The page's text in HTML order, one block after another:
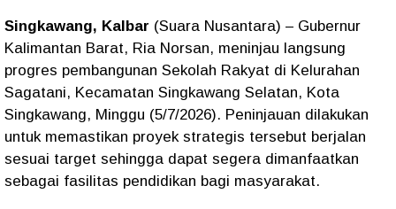
Singkawang, Kalbar (Suara Nusantara) – Gubernur
Kalimantan Barat, Ria Norsan, meninjau langsung
progres pembangunan Sekolah Rakyat di Kelurahan
Sagatani, Kecamatan Singkawang Selatan, Kota
Singkawang, Minggu (5/7/2026). Peninjauan dilakukan
untuk memastikan proyek strategis tersebut berjalan
sesuai target sehingga dapat segera dimanfaatkan
sebagai fasilitas pendidikan bagi masyarakat.